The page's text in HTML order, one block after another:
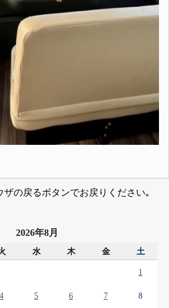
の戻るボタンでお戻りください｡
2026年8月
水 木 金 土
1
4 5 6 7 8